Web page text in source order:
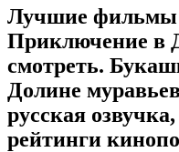
Лучшие фильмы
Приключение в
смотреть.
Долине
руccкaя
рейтинги